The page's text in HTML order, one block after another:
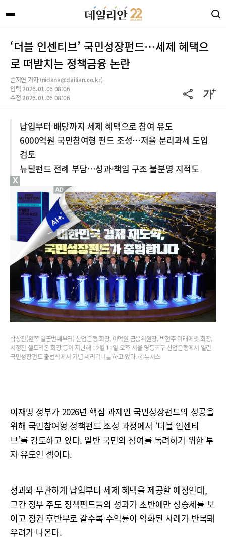
‘더블 인센티브’ 국민성장펀드…세제 혜택으
로 떠받치는 정책금융 논란
손지연 기자 (nidana@dailian.co.kr)
입력 2026.01.06 08:06
수정 2026.01.06 08:06
납입부터 배당까지 세제 혜택으로 참여 유도
6000억원 국민참여형 펀드 조성…저율 분리과세 도입
검토
뉴딜펀드 전례 부담…성과·책임 구조 불분명 지적도
박상진(왼쪽 일곱번째부터) 산업은행 회장, 이억원 금융위원장, 박현주 미래에셋 회장,
서정진 셀트리온 회장 등이 지난해 12월 11일 오후 서울 영등포구 산업은행에서 열린
국민성장펀드 출범식에서 기념 세리머니를 하고 있다. ⓒ뉴시스
이재명 정부가 2026년 핵심 과제인 국민성장펀드의 성공을
위해 국민참여형 정책펀드 조성 과정에서 ‘더블 인센티
브’를 검토하고 있다. 일반 국민의 참여를 독려하기 위한 투
자 유도인 셈이다.
성과와 무관하게 납입부터 세제 혜택을 제공할 예정인데,
그간 정부 주도 정책펀드들의 성과가 초반에만 상승세를 보
이고 정권 후반부로 갈수록 수익률이 악화된 사례가 반복돼
우려가 나온다.
X